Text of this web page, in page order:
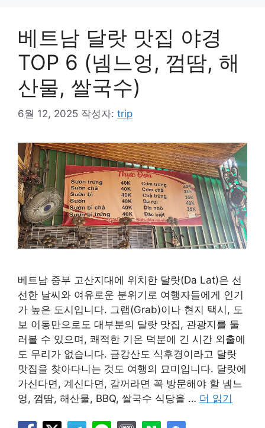
베트남 달랏 맛집 야경
TOP 6 (넴느엉, 껌땀, 해
산물, 쌀국수)
6월 12, 2025 작성자: trip
베트남 중부 고산지대에 위치한 달랏(Da Lat)은 선
선한 날씨와 여유로운 분위기로 여행자들에게 인기
가 높은 도시입니다. 그랩(Grab)이나 현지 택시, 도
보 이동만으로도 대부분의 달랏 맛집, 관광지를 둘
러볼 수 있으며, 쾌적한 기온 덕분에 긴 시간 외출에
도 무리가 없습니다. 금강산도 식후경이라고 달랏
맛집을 찾아다니는 것도 여행의 묘미입니다. 달랏에
가신다면, 계신다면, 갈꺼라면 꼭 방문해야 할 넴느
엉, 껌땀, 해산물, BBQ, 쌀국수 식당을 … 더 읽기